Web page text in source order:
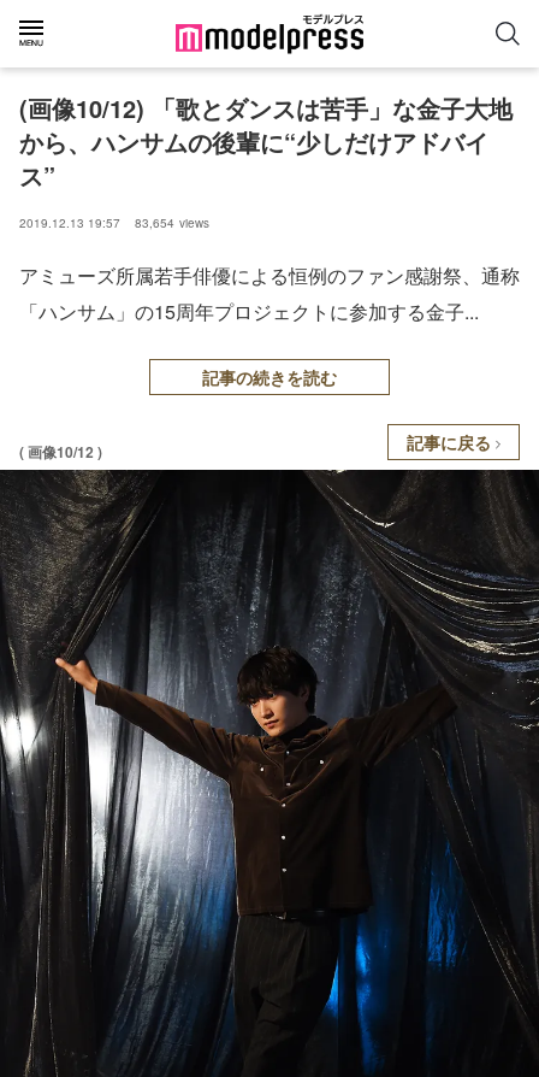
(画像10/12) 「歌とダンスは苦手」な金子大地
から、ハンサムの後輩に“少しだけアドバイ
ス”
2019.12.13 19:57 83,654 views
アミューズ所属若手俳優による恒例のファン感謝祭、通称
「ハンサム」の15周年プロジェクトに参加する金子...
記事の続きを読む
( 画像10/12 ) 記事に戻る